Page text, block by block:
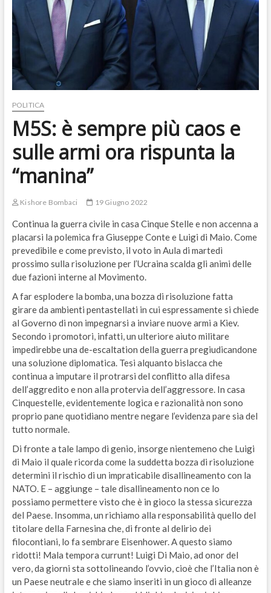
POLITICA
M5S: è sempre più caos e
sulle armi ora rispunta la
“manina”
Kishore Bombaci 19 Giugno 2022
Continua la guerra civile in casa Cinque Stelle e non accenna a
placarsi la polemica fra Giuseppe Conte e Luigi di Maio. Come
prevedibile e come previsto, il voto in Aula di martedì
prossimo sulla risoluzione per l’Ucraina scalda gli animi delle
due fazioni interne al Movimento.
A far esplodere la bomba, una bozza di risoluzione fatta
girare da ambienti pentastellati in cui espressamente si chiede
al Governo di non impegnarsi a inviare nuove armi a Kiev.
Secondo i promotori, infatti, un ulteriore aiuto militare
impedirebbe una de-escaltation della guerra pregiudicandone
una soluzione diplomatica. Tesi alquanto bislacca che
continua a imputare il protrarsi del conflitto alla difesa
dell’aggredito e non alla protervia dell’aggressore. In casa
Cinquestelle, evidentemente logica e razionalità non sono
proprio pane quotidiano mentre negare l’evidenza pare sia del
tutto normale.
Di fronte a tale lampo di genio, insorge nientemeno che Luigi
di Maio il quale ricorda come la suddetta bozza di risoluzione
determini il rischio di un impraticabile disallineamento con la
NATO. E – aggiunge – tale disallineamento non ce lo
possiamo permettere visto che è in gioco la stessa sicurezza
del Paese. Insomma, un richiamo alla responsabilità quello del
titolare della Farnesina che, di fronte al delirio dei
filocontiani, lo fa sembrare Eisenhower. A questo siamo
ridotti! Mala tempora currunt! Luigi Di Maio, ad onor del
vero, da giorni sta sottolineando l’ovvio, cioè che l’Italia non è
un Paese neutrale e che siamo inseriti in un gioco di alleanze